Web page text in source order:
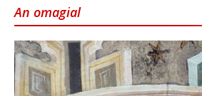
An omagial